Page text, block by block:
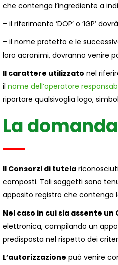
che contenga l’ingrediente a
– il riferimento ‘DOP’ o ‘IGP’
– il nome protetto e le
loro acronimi, dovranno venire
Il carattere utilizzato nel
il nome dell’operatore
riportare qualsivoglia logo,
La
Il Consorzi di tutela
composti. Tali soggetti sono
apposito registro che contenga
Nel caso in cui sia assente
elettronica, compilando un
predisposta nel rispetto dei
L’autorizzazione può venire